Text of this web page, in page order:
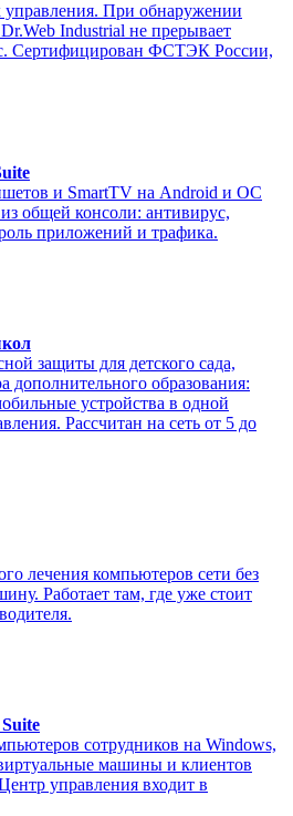
При обнаружении
Industrial не прерывает
Сертифицирован ФСТЭК России,
и SmartTV на Android и ОС
общей консоли: антивирус,
приложений и трафика.
защиты для детского сада,
образования:
устройства в одной
Рассчитан на сеть от 5 до
лечения компьютеров сети без
Работает там, где уже стоит
сотрудников на Windows,
машины и клиентов
управления входит в